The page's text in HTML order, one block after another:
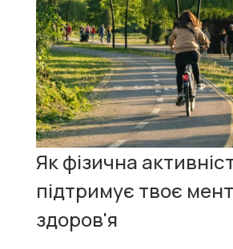
Як фізична
підтримує твоє
здоров'я